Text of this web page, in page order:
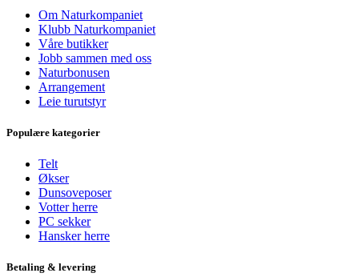
Om Naturkompaniet
Klubb Naturkompaniet
Våre butikker
Jobb sammen med oss
Naturbonusen
Arrangement
Leie turutstyr
Populære kategorier
Telt
Økser
Dunsoveposer
Votter herre
PC sekker
Hansker herre
Betaling & levering